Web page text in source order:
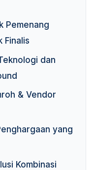
Pemenang
Finalis
dan
& Vendor
yang
Kombinasi